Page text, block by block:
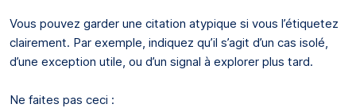
Vous pouvez garder une citation atypique si vous l’étiquetez
clairement. Par exemple, indiquez qu’il s’agit d’un cas isolé,
d’une exception utile, ou d’un signal à explorer plus tard.
Ne faites pas ceci :